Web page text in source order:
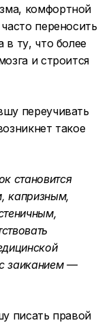
комфортной
переносить
в ту, что более
и строится
переучивать
такое
становится
капризным,
заиканием —
писать правой